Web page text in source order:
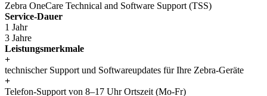
Zebra OneCare Technical and Software Support (TSS)
Service-Dauer
1 Jahr
3 Jahre
Leistungsmerkmale
+
technischer Support und Softwareupdates für Ihre Zebra-Geräte
+
Telefon-Support von 8–17 Uhr Ortszeit (Mo-Fr)